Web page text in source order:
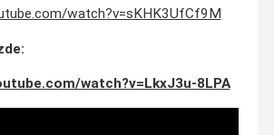
watch?v=sKHK3UfCf9M
watch?v=LkxJ3u-8LPA